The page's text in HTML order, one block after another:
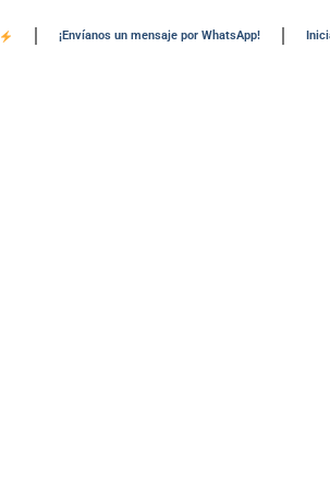
¡Envíanos un mensaje por WhatsApp!